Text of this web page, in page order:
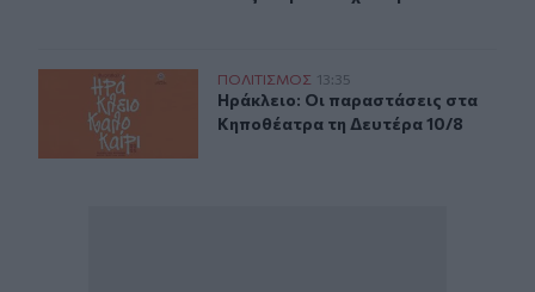
Ηράκλειο: Οι παραστάσεις στα Κηποθέατρα τη
ΠΟΛΙΤΙΣΜΟΣ 13:35
Ηράκλειο: Οι παραστάσεις στα
Ηράκλειο: Οι παραστάσεις στα
Κηποθέατρα τη Δευτέρα 10/8